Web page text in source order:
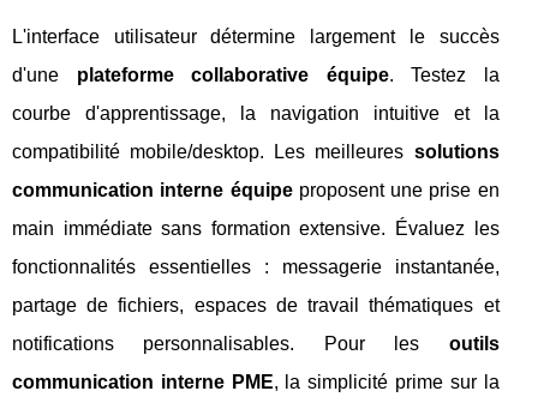
L'interface utilisateur détermine largement le succès
d'une plateforme collaborative équipe. Testez la
courbe d'apprentissage, la navigation intuitive et la
compatibilité mobile/desktop. Les meilleures solutions
communication interne équipeproposent une prise en
main immédiate sans formation extensive. Évaluez les
fonctionnalités essentielles : messagerie instantanée,
partage de fichiers, espaces de travail thématiques et
notifications personnalisables. Pour les outils
communication interne PME, la simplicité prime sur la